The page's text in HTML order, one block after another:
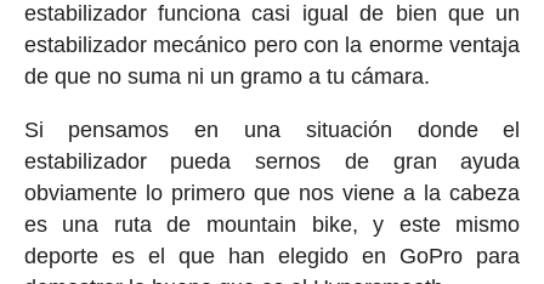
estabilizador funciona casi igual de bien que un
estabilizador mecánico pero con la enorme ventaja
de que no suma ni un gramo a tu cámara.
Si pensamos en una situación donde el
estabilizador pueda sernos de gran ayuda
obviamente lo primero que nos viene a la cabeza
es una ruta de mountain bike, y este mismo
deporte es el que han elegido en GoPro para